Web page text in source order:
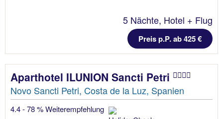
5 Nächte, Hotel + Flug
Preis p.P. ab 425 €
Aparthotel ILUNION Sancti Petri
Novo Sancti Petri, Costa de la Luz, Spanien
4.4 - 78 % Weiterempfehlung